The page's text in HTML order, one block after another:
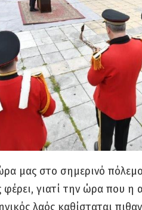
μας στο σημερινό
γιατί την ώρα που η
λαός καθίσταται